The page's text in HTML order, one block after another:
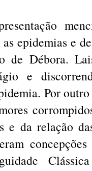
epidemias e
de Débora.
e
Por
e da relação